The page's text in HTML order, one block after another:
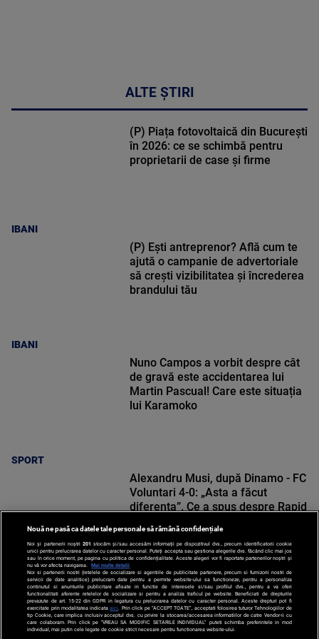
ALTE ȘTIRI
IBANI
(P) Piața fotovoltaică din București
în 2026: ce se schimbă pentru
proprietarii de case și firme
IBANI
(P) Ești antreprenor? Află cum te
ajută o campanie de advertoriale
să crești vizibilitatea și încrederea
brandului tău
SPORT
Nuno Campos a vorbit despre cât
de gravă este accidentarea lui
Martin Pascual! Care este situația
lui Karamoko
SPORT
Alexandru Musi, după Dinamo - FC
Voluntari 4-0: „Asta a făcut
diferența”. Ce a spus despre Rapid
Nouă ne pasă ca datele tale personale să rămână confidențiale
Noi și partenerii noștri 201 stocăm și/sau accesăm informații pe dispozitivul dvs., precum identificatorii cookie
unici pentru prelucrarea datelor cu caracter personal. Puteți accepta sau gestiona alegerile dvs. făcând clic mai jos
sau în orice moment, pe pagina cu politica de confidențialitate. Aceste alegeri vor fi raportate partenerilor noștri și
nu vă vor afecta navigarea.
Mai multe detalii
Noi si partenerii nostri (retelele de socializare si agentiile de publicitate partenere, precum si furnizorii nostri de
servicii de date analitice) prelucram date pentru a permite website-ului sa functioneze, pentru a personaliza
continutul si anunturile publicitare afisate in functie de interesele si/sau profilul dvs., pentru a va oferi
functionalitati aferente retelelor de socializare si pentru a analiza traficul pe website. Beneficiati de drepturile
prevazute de art. 15-22 din GDPR in legatura cu prelucrarea datelor cu caracter personal. Aceste drepturi pot fi
exercitate prin modalitatea indicataaici . Prin click pe “ACCEPT TOATE”, acceptati folosirea tuturor Tehnologiilor de
tip Cookie, care implica inclusiv acceptul dvs. cu privire la stocarea/accesarea informatiilor de catre Vendor-ii cu
care colaboram. Prin click pe “VREAU SA MODIFIC SETARILE INDIVIDUAL” puteti schimba preferintele in mod
individual, mai putin cele legate de cookie strict necesare pentru functionarea website-ului.